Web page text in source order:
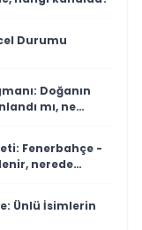
Durumu
Doğanın
mı, ne
Fenerbahçe -
nerede
Ünlü İsimlerin